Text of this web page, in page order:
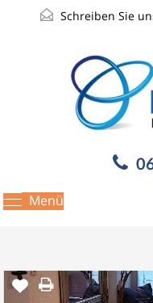
Schreiben Sie
Menü